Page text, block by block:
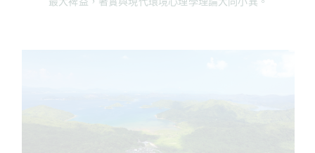
最大裨益，著實與現代環境心理學理論大同小異。